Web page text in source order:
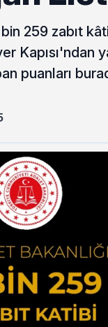
259 zabıt
Kapısı'ndan
puanları